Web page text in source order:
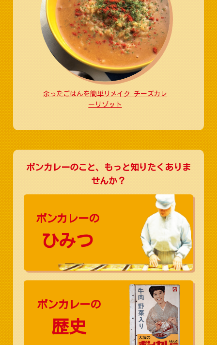
余ったごはんを簡単リメイク チーズカレ
ーリゾット
ボンカレーのこと、もっと知りたくありま
せんか？
ボンカレーの
ひみつ
ボンカレーの
歴史